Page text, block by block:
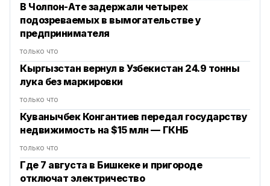
В Чолпон-Ате задержали четырех
подозреваемых в вымогательстве у
предпринимателя
только что
Кыргызстан вернул в Узбекистан 24.9 тонны
лука без маркировки
только что
Куванычбек Конгантиев передал государству
недвижимость на $15 млн — ГКНБ
только что
Где 7 августа в Бишкеке и пригороде
отключат электричество